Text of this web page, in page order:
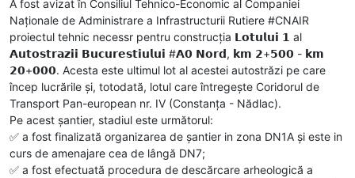
A fost avizat în Consiliul Tehnico-Economic al Companiei
Naționale de Administrare a Infrastructurii Rutiere #CNAIR
proiectul tehnic necessr pentru construcția 𝗟𝗼𝘁𝘂𝗹𝘂𝗶 𝟭 al
𝗔𝘂𝘁𝗼𝘀𝘁𝗿𝗮𝘇𝗶𝗶 𝗕𝘂𝗰𝘂𝗿𝗲𝘀𝘁𝗶𝘂𝗹𝘂𝗶 #𝗔𝟬 𝗡𝗼𝗿𝗱, 𝗸𝗺 𝟮+𝟱𝟬𝟬 - 𝗸𝗺
𝟮𝟬+𝟬𝟬𝟬. Acesta este ultimul lot al acestei autostrăzi pe care
încep lucrările și, totodată, lotul care întregește Coridorul de
Transport Pan-european nr. IV (Constanța - Nădlac).
Pe acest șantier, stadiul este următorul:
✅️ a fost finalizată organizarea de șantier in zona DN1A și este in
curs de amenajare cea de lângă DN7;
✅️ a fost efectuată procedura de descărcare arheologică a